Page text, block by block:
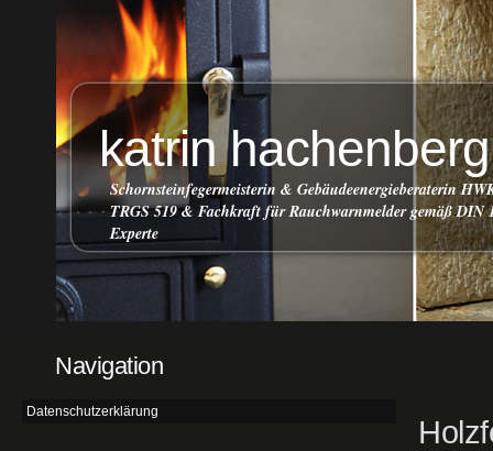
katrin hachenberg
Schornsteinfegermeisterin & Gebäudeenergieberaterin
TRGS 519 & Fachkraft für Rauchwarnmelder gemäß DIN
Experte
Navigation
Datenschutzerklärung